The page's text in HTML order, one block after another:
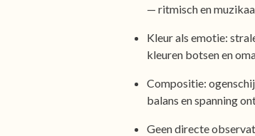
— ritmisch en
Kleur als emotie:
kleuren botsen en
Compositie:
balans en spanning
Geen directe